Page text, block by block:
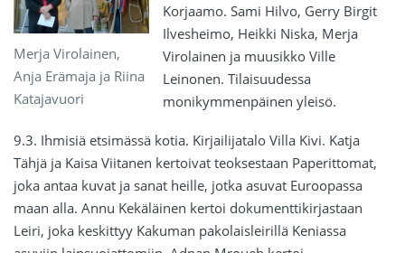
Merja Virolainen,
Anja Erämaja ja Riina
Katajavuori
Korjaamo. Sami Hilvo, Gerry Birgit
Ilvesheimo, Heikki Niska, Merja
Virolainen ja muusikko Ville
Leinonen. Tilaisuudessa
monikymmenpäinen yleisö.
9.3. Ihmisiä etsimässä kotia. Kirjailijatalo Villa Kivi. Katja
Tähjä ja Kaisa Viitanen kertoivat teoksestaan Paperittomat,
joka antaa kuvat ja sanat heille, jotka asuvat Euroopassa
maan alla. Annu Kekäläinen kertoi dokumenttikirjastaan
Leiri, joka keskittyy Kakuman pakolaisleirillä Keniassa